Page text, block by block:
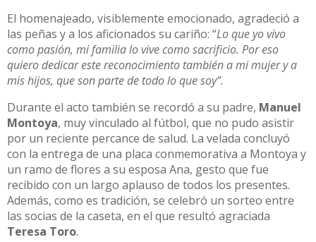
El homenajeado, visiblemente emocionado, agradeció a
las peñas y a los aficionados su cariño: “Lo que yo vivo
como pasión, mi familia lo vive como sacrificio. Por eso
quiero dedicar este reconocimiento también a mi mujer y a
mis hijos, que son parte de todo lo que soy”.
Durante el acto también se recordó a su padre, Manuel
Montoya, muy vinculado al fútbol, que no pudo asistir
por un reciente percance de salud. La velada concluyó
con la entrega de una placa conmemorativa a Montoya y
un ramo de flores a su esposa Ana, gesto que fue
recibido con un largo aplauso de todos los presentes.
Además, como es tradición, se celebró un sorteo entre
las socias de la caseta, en el que resultó agraciada
Teresa Toro.